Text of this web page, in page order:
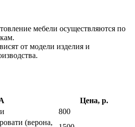
мебели осуществляются по
от модели изделия и
Цена, р.
800
(верона,